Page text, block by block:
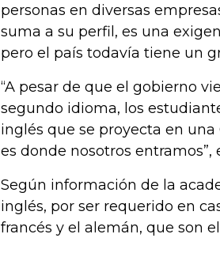
personas en diversas
suma a su perfil, es una
pero el país todavía tiene un
“A pesar de que el gobierno
segundo idioma, los
inglés que se proyecta en
es donde nosotros entramos”,
Según información de la
inglés, por ser requerido en
francés y el alemán, que son